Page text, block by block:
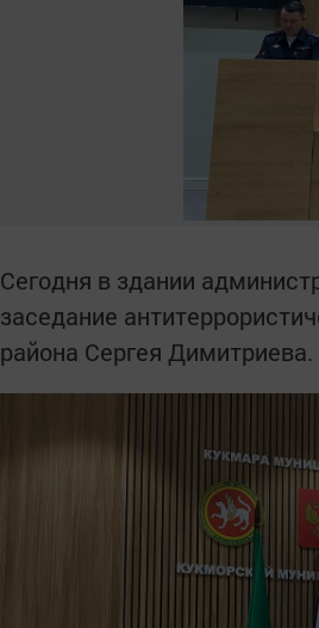
Сегодня в здании
заседание
района Сергея Димитриева.